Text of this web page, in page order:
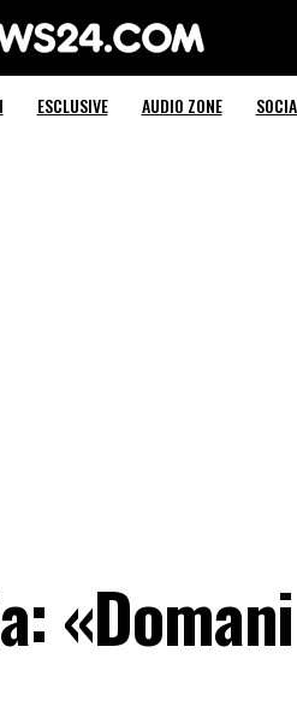
24
ESCLUSIVE AUDIO ZONE